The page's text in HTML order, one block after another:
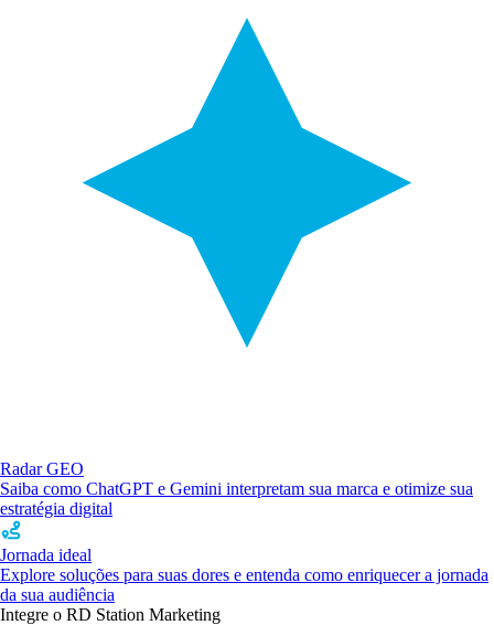
Radar GEO
Saiba como ChatGPT e Gemini interpretam sua marca e otimize sua
estratégia digital
Jornada ideal
Explore soluções para suas dores e entenda como enriquecer a jornada
da sua audiência
Integre o RD Station Marketing